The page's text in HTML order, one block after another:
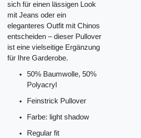
sich für einen lässigen Look
mit Jeans oder ein
eleganteres Outfit mit Chinos
entscheiden – dieser Pullover
ist eine vielseitige Ergänzung
für Ihre Garderobe.
50% Baumwolle, 50%
Polyacryl
Feinstrick Pullover
Farbe: light shadow
Regular fit